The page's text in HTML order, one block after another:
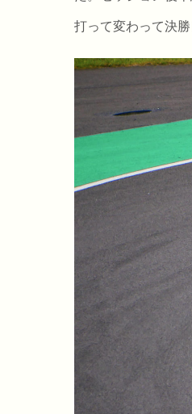
打って変わって決